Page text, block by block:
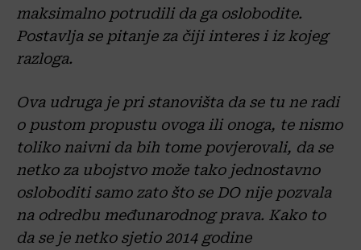
maksimalno potrudili da ga oslobodite.
Postavlja se pitanje za čiji interes i iz kojeg
razloga.
Ova udruga je pri stanovišta da se tu ne radi
o pustom propustu ovoga ili onoga, te nismo
toliko naivni da bih tome povjerovali, da se
netko za ubojstvo može tako jednostavno
osloboditi samo zato što se DO nije pozvala
na odredbu međunarodnog prava. Kako to
da se je netko sjetio 2014 godine